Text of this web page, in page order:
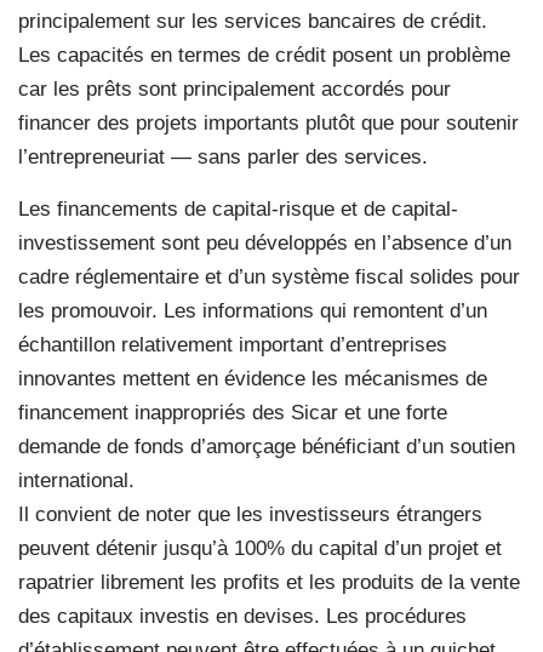
principalement sur les services bancaires de crédit.
Les capacités en termes de crédit posent un problème
car les prêts sont principalement accordés pour
financer des projets importants plutôt que pour soutenir
l’entrepreneuriat — sans parler des services.
Les financements de capital-risque et de capital-
investissement sont peu développés en l’absence d’un
cadre réglementaire et d’un système fiscal solides pour
les promouvoir. Les informations qui remontent d’un
échantillon relativement important d’entreprises
innovantes mettent en évidence les mécanismes de
financement inappropriés des Sicar et une forte
demande de fonds d’amorçage bénéficiant d’un soutien
international.
Il convient de noter que les investisseurs étrangers
peuvent détenir jusqu’à 100% du capital d’un projet et
rapatrier librement les profits et les produits de la vente
des capitaux investis en devises. Les procédures